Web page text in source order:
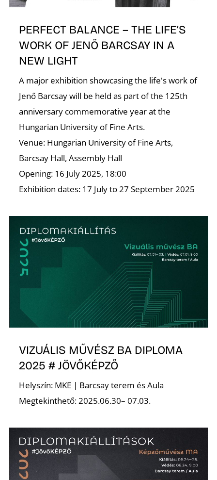
PERFECT BALANCE – THE LIFE’S
WORK OF JENŐ BARCSAY IN A
NEW LIGHT
A major exhibition showcasing the life's work of
Jenő Barcsay will be held as part of the 125th
anniversary commemorative year at the
Hungarian University of Fine Arts.
Venue: Hungarian University of Fine Arts,
Barcsay Hall, Assembly Hall
Opening: 16 July 2025, 18:00
Exhibition dates: 17 July to 27 September 2025
VIZUÁLIS MŰVÉSZ BA DIPLOMA
2025 # JÖVŐKÉPZŐ
Helyszín: MKE | Barcsay terem és Aula
Megtekinthető: 2025.06.30– 07.03.